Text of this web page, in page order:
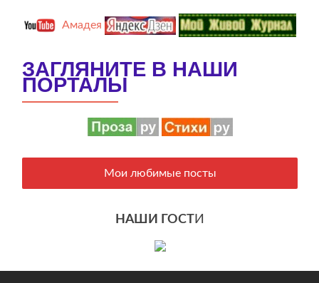
Амадея
ЗАГЛЯНИТЕ В НАШИ
ПОРТАЛЫ
Мои любимые посты
НАШИ ГОСТИ